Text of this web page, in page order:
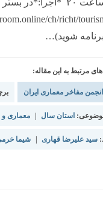
۵ اسفندماه ۱۴۰۴ساعت ۲۰
شوید)…
مرتبط به این مقاله:
انجمن مفاخر معماری ایران
استان سال معماری
سید علیرضا قهاری شیما